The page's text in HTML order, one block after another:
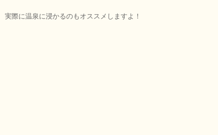
実際に温泉に浸かるのもオススメしますよ！